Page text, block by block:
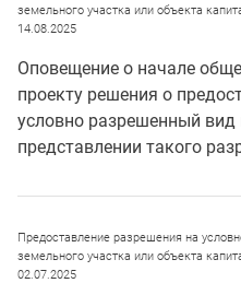
земельного участка или объекта
14.08.2025
Оповещение о начале
проекту решения о
условно разрешенный вид
представлении такого
Предоставление разрешения на
земельного участка или объекта
02.07.2025